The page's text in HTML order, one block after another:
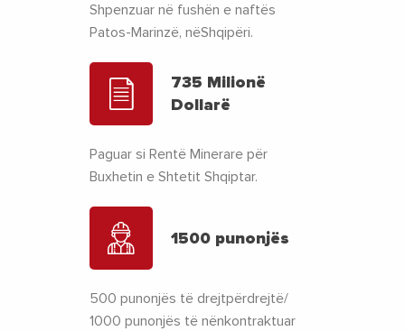
Shpenzuar në fushën e naftës
Patos-Marinzë, nëShqipëri.
735 Milionë
Dollarë
Paguar si Rentë Minerare për
Buxhetin e Shtetit Shqiptar.
1500 punonjës
500 punonjës të drejtpërdrejtë/
1000 punonjës të nënkontraktuar